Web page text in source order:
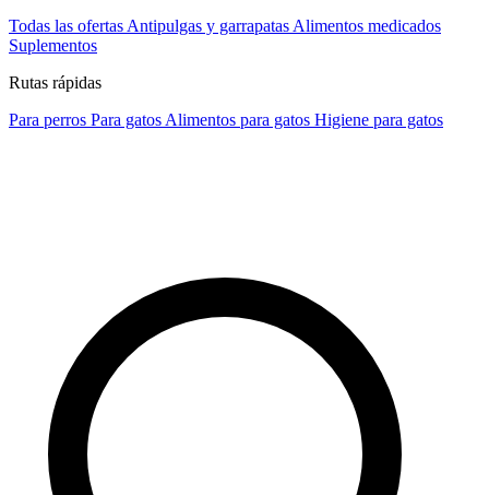
Todas las ofertas Antipulgas y garrapatas Alimentos medicados
Suplementos
Rutas rápidas
Para perros Para gatos Alimentos para gatos Higiene para gatos